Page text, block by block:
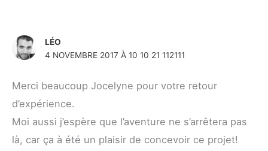
LÉO
4 NOVEMBRE 2017 À 10 10 21 112111
Merci beaucoup Jocelyne pour votre retour
d’expérience.
Moi aussi j’espère que l’aventure ne s’arrêtera pas
là, car ça à été un plaisir de concevoir ce projet!